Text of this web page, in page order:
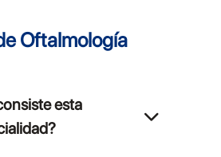
Oftalmología
esta